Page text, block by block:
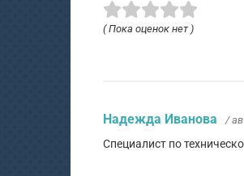
( Пока оценок нет )
Надежда Иванова /
Специалист по